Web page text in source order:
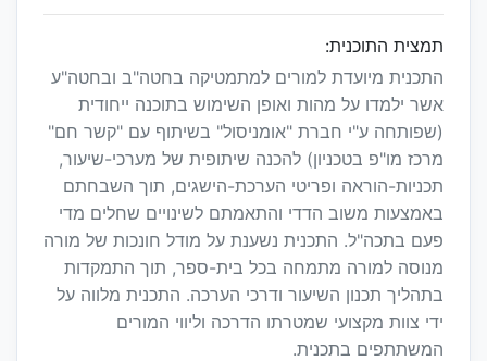
תמצית התוכנית:
התכנית מיועדת למורים למתמטיקה בחטה"ב ובחטה"ע
אשר ילמדו על מהות ואופן השימוש בתוכנה ייחודית
(שפותחה ע"י חברת "אומניסול" ‏בשיתוף עם "קשר חם"
מרכז מו"פ בטכניון) להכנה שיתופית של מערכי-שיעור,
תכניות-הוראה ‏ופריטי הערכת-הישגים, תוך השבחתם
באמצעות משוב הדדי והתאמתם לשינויים שחלים מדי
פעם בתכה"ל. התכנית נשענת על מודל חונכות של מורה
מנוסה למורה מתמחה בכל בית-ספר, תוך התמקדות
בתהליך תכנון השיעור ודרכי הערכה. התכנית מלווה על
ידי צוות מקצועי שמטרתו הדרכה וליווי המורים
המשתתפים בתכנית.